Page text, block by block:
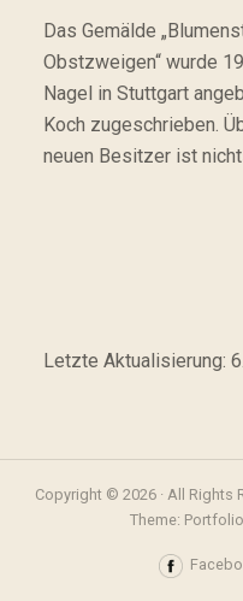
Das Gemälde
Obstzweigen“ wurde
Nagel in Stuttgart
Koch zugeschrieben.
neuen Besitzer ist
Letzte Aktualisierung:
Copyright © 2026 · All Rights
Theme: